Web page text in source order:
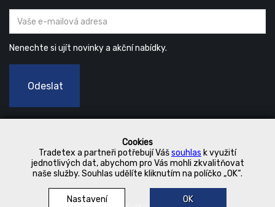
Cookies
Tradetex a partneři potřebují Vášsouhlas k využití
jednotlivých dat, abychom pro Vás mohli zkvalitňovat
naše služby. Souhlas udělíte kliknutím na políčko „OK“.
Nastavení OK
Nenechte si ujít novinky a akční nabídky.
Odeslat